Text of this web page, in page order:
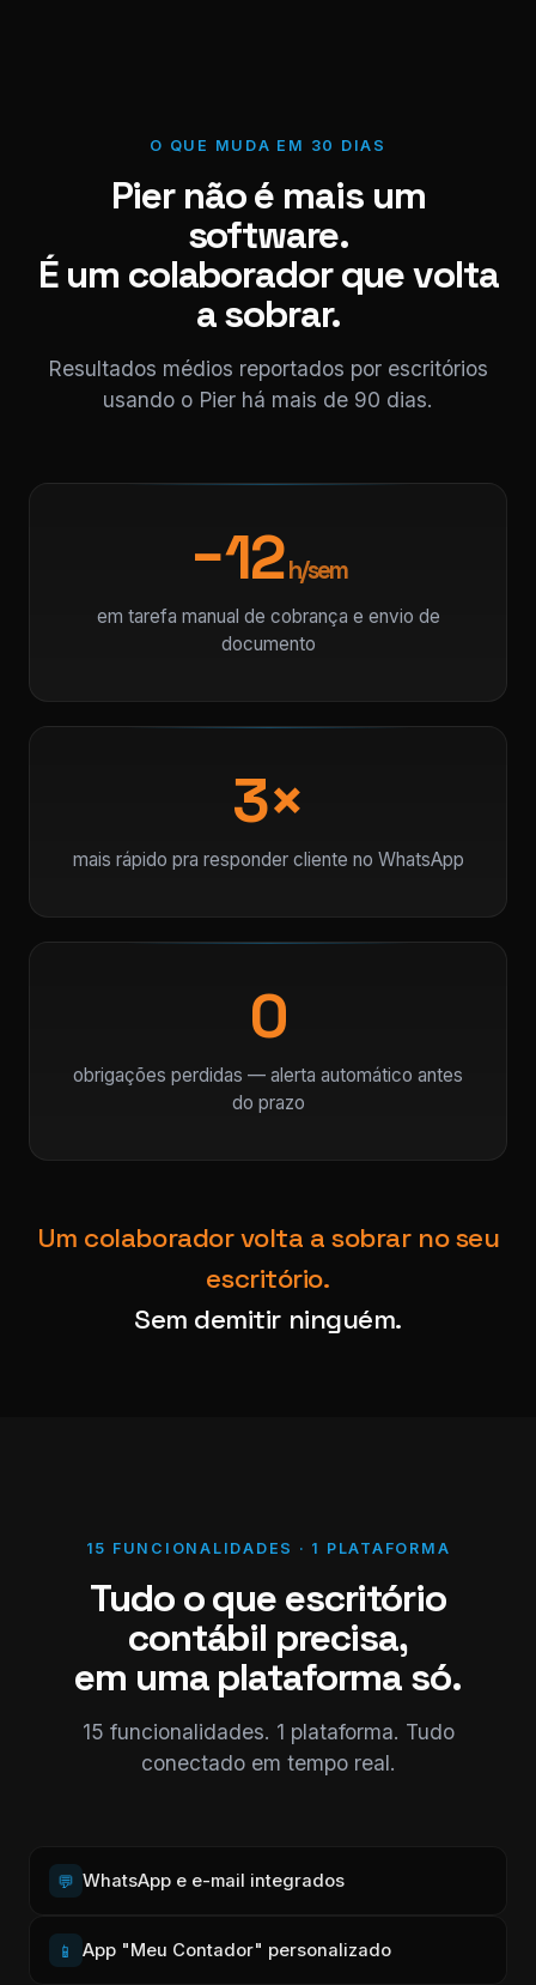
O QUE MUDA EM 30 DIAS
Pier não é mais um
software.
É um colaborador que volta
a sobrar.
Resultados médios reportados por escritórios
usando o Pier há mais de 90 dias.
−12h/sem
em tarefa manual de cobrança e envio de
documento
3×
mais rápido pra responder cliente no WhatsApp
0
obrigações perdidas — alerta automático antes
do prazo
Um colaborador volta a sobrar no seu
escritório.
Sem demitir ninguém.
15 FUNCIONALIDADES · 1 PLATAFORMA
Tudo o que escritório
contábil precisa,
em uma plataforma só.
15 funcionalidades. 1 plataforma. Tudo
conectado em tempo real.
💬 WhatsApp e e-mail integrados
📱 App "Meu Contador" personalizado